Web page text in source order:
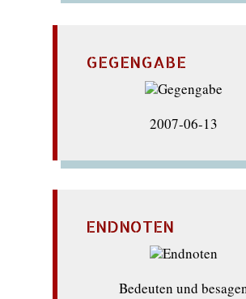
GEGENGABE
2007-06-13
ENDNOTEN
Bedeuten und